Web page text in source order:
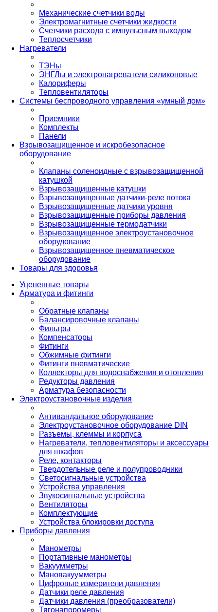
Механические счетчики воды
Электромагнитные счетчики жидкости
Счетчики расхода с импульсным выходом
Теплосчетчики
Нагреватели
ТЭНы
ЭНГЛы и электронагреватели силиконовые
Калориферы
Тепловентиляторы
Системы беспроводного управления «умный дом»
Приемники
Комплекты
Панели
Взрывозащищенное и искробезопасное
оборудование
Клапаны соленоидные с взрывозащищенной
катушкой
Взрывозащищенные катушки
Взрывозащищенные датчики-реле потока
Взрывозащищенные датчики уровня
Взрывозащищенные приборы давления
Взрывозащищенные термодатчики
Взрывозащищенное электроустановочное
оборудование
Взрывозащищенное пневматическое
оборудование
Товары для здоровья
Уцененные товары
Арматура и фитинги
Обратные клапаны
Балансировочные клапаны
Фильтры
Компенсаторы
Фитинги
Обжимные фитинги
Фитинги пневматические
Коллекторы для водоснабжения и отопления
Редукторы давления
Арматура безопасности
Электроустановочные изделия
Антивандальное оборудование
Электроустановочное оборудование DIN
Разъемы, клеммы и корпуса
Нагреватели, тепловентиляторы и аксессуары
для шкафов
Реле, контакторы
Твердотельные реле и полупроводники
Светосигнальные устройства
Устройства управления
Звукосигнальные устройства
Вентиляторы
Комплектующие
Устройства блокировки доступа
Приборы давления
Манометры
Портативные манометры
Вакуумметры
Мановакуумметры
Цифровые измерители давления
Датчики реле давления
Датчики давления (преобразователи)
Тягонапоромеры